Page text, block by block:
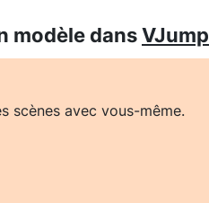
modèle dansVJump
scènes avec vous-même.